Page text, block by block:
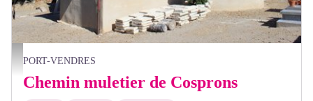
El Caro
PORT-VENDRES
Chemin muletier de Cosprons